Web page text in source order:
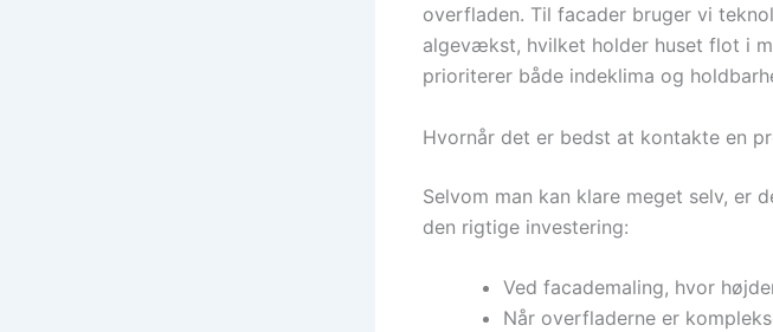
overfladen. Til facader bruger vi
algevækst, hvilket holder huset flot i
prioriterer både indeklima og
Hvornår det er bedst at kontakte en
Selvom man kan klare meget selv, er
den rigtige investering:
Ved facademaling, hvor
Når overfladerne er